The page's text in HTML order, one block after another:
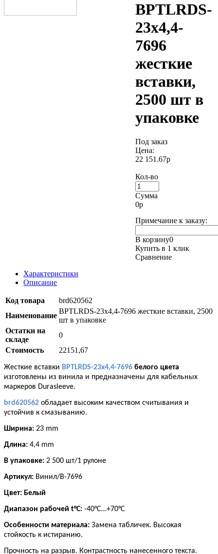
BPTLRDS-
23x4,4-
7696
жесткие
вставки,
2500 шт в
упаковке
Под заказ
Цена:
22 151.67р
Кол-во
Сумма
0р
Примечание к заказу:
В корзину0
Купить в 1 клик
Сравнение
Характеристики
Описание
Код товара
brd620562
Наименование
BPTLRDS-23x4,4-7696 жесткие вставки, 2500
шт в упаковке
Остатки на
складе
0
Стоимость
22151,67
Жесткие вставки BPTLRDS-23x4,4-7696 белого цвета
изготовлены из винила и предназначены для кабельных
маркеров Durasleeve.
brd620562 обладает высоким качеством считывания и
устойчив к смазыванию.
Ширина: 23 mm
Длина: 4,4 mm
В упаковке: 2 500 шт/1 рулоне
Артикул: Винил/В-7696
Цвет: Белый
Диапазон рабочей t°С: -40°С…+70°С
Особенности материала: Замена табличек. Высокая
стойкость к истиранию.
Прочность на разрыв. Контрастность нанесенного текста.